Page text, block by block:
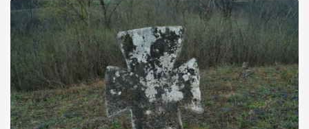
не видно, але видно дві стареньких колії у траві – […]